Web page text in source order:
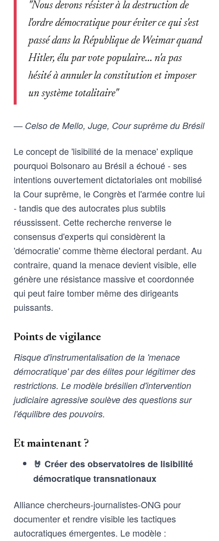
"Nous devons résister à la destruction de
l'ordre démocratique pour éviter ce qui s'est
passé dans la République de Weimar quand
Hitler, élu par vote populaire... n'a pas
hésité à annuler la constitution et imposer
un système totalitaire"
— Celso de Mello, Juge, Cour suprême du Brésil
Le concept de 'lisibilité de la menace' explique
pourquoi Bolsonaro au Brésil a échoué - ses
intentions ouvertement dictatoriales ont mobilisé
la Cour suprême, le Congrès et l'armée contre lui
- tandis que des autocrates plus subtils
réussissent. Cette recherche renverse le
consensus d'experts qui considèrent la
'démocratie' comme thème électoral perdant. Au
contraire, quand la menace devient visible, elle
génère une résistance massive et coordonnée
qui peut faire tomber même des dirigeants
puissants.
Points de vigilance
Risque d'instrumentalisation de la 'menace
démocratique' par des élites pour légitimer des
restrictions. Le modèle brésilien d'intervention
judiciaire agressive soulève des questions sur
l'équilibre des pouvoirs.
Et maintenant ?
🤘 Créer des observatoires de lisibilité
démocratique transnationaux
Alliance chercheurs-journalistes-ONG pour
documenter et rendre visible les tactiques
autocratiques émergentes. Le modèle :